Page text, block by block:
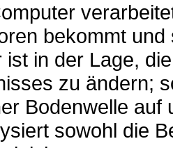
bekommt
in der Lage,
zu ändern;
Bodenwelle
sowohl die